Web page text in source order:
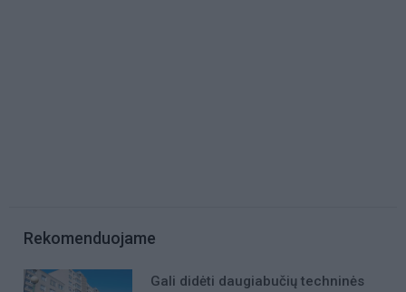
Rekomenduojame
Gali didėti daugiabučių techninės